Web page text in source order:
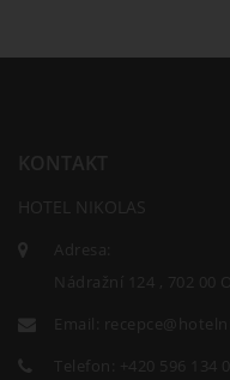
HOTEL NIKOLAS
Adresa:
Nádražní 124 , 702 00
Email:
Telefon:
+420 596 134